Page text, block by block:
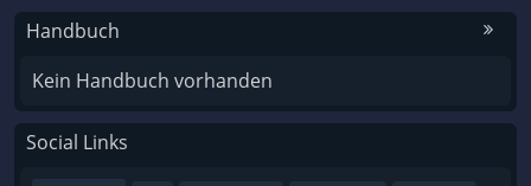
Handbuch
Kein Handbuch vorhanden
Social Links